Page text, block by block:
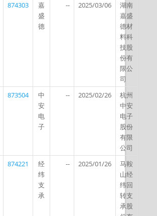
874303
嘉
盛
德
-- 2025/03/06
湖南
嘉盛
德材
料科
技股
份有
限公
司
873504
中
安
电
子
-- 2025/02/26
杭州
中安
电子
股份
有限
公司
874221
经
纬
支
承
-- 2025/01/26
马鞍
山经
纬回
转支
承股